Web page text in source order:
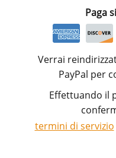
Paga
Verrai
PayPal per
Effettuando il
termini di servizio